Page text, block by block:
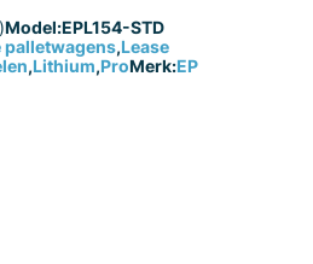
Model:EPL154-STD
palletwagens,Lease
,Lithium,ProMerk:EP